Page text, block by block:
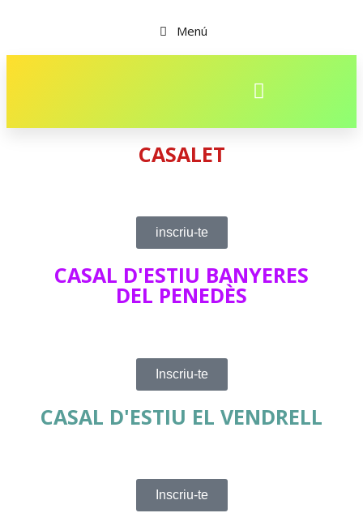
Menú
CASALET
inscriu-te
CASAL D'ESTIU BANYERES
DEL PENEDÈS
Inscriu-te
CASAL D'ESTIU EL VENDRELL
Inscriu-te